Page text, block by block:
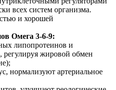
всех систем организма.
и хорошей
Омега 3-6-9:
липопротеинов и
регулируя жировой обмен
нормализуют артериальное